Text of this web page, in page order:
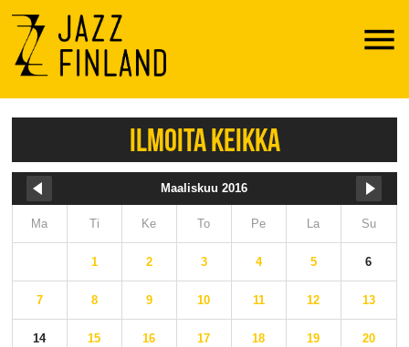
Menu
ILMOITA KEIKKA
Maaliskuu 2016
Ma Ti Ke To Pe La Su
1 2 3 4 5 6
7 8 9 10 11 12 13
14 15 16 17 18 19 20